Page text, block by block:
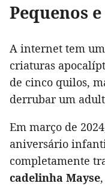
Pequenos
A internet tem
criaturas
de cinco quilos,
derrubar um
Em março de
aniversário
completamente
cadelinha Mayse